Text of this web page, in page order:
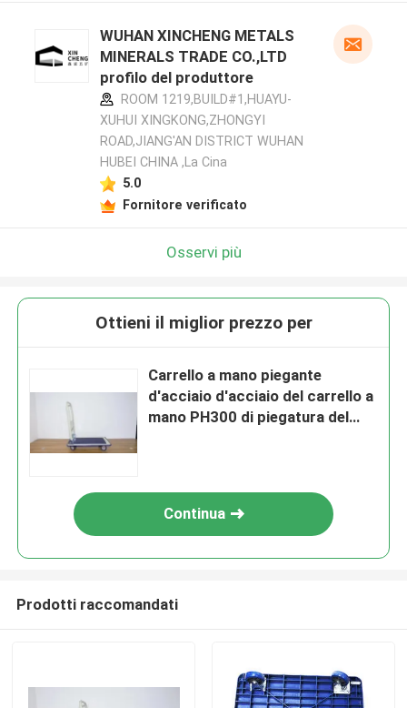
WUHAN XINCHENG METALS
MINERALS TRADE CO.,LTD
profilo del produttore
ROOM 1219,BUILD#1,HUAYU-
XUHUI XINGKONG,ZHONGYI
ROAD,JIANG'AN DISTRICT WUHAN
HUBEI CHINA ,La Cina
5.0
Fornitore verificato
Osservi più
Ottieni il miglior prezzo per
Carrello a mano piegante
d'acciaio d'acciaio del carrello a
mano PH300 di piegatura del
Continua
Prodotti raccomandati